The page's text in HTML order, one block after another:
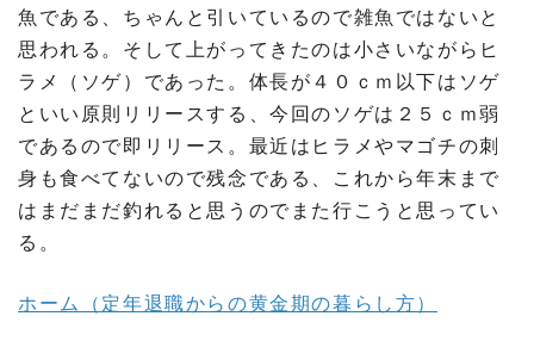
魚である、ちゃんと引いているので雑魚ではないと
思われる。そして上がってきたのは小さいながらヒ
ラメ（ソゲ）であった。体長が４０ｃｍ以下はソゲ
といい原則リリースする、今回のソゲは２５ｃｍ弱
であるので即リリース。最近はヒラメやマゴチの刺
身も食べてないので残念である、これから年末まで
はまだまだ釣れると思うのでまた行こうと思ってい
る。
ホーム（定年退職からの黄金期の暮らし方）